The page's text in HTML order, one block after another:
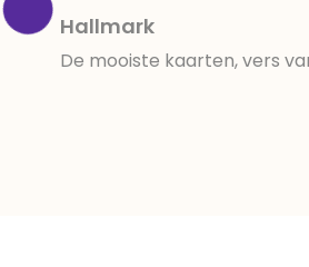
Hallmark
De mooiste kaarten, vers